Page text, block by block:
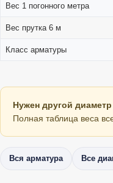
Вес 1 погонного метра
Вес прутка 6 м
Класс арматуры
Нужен другой
Полная таблица веса
Вся арматура Все